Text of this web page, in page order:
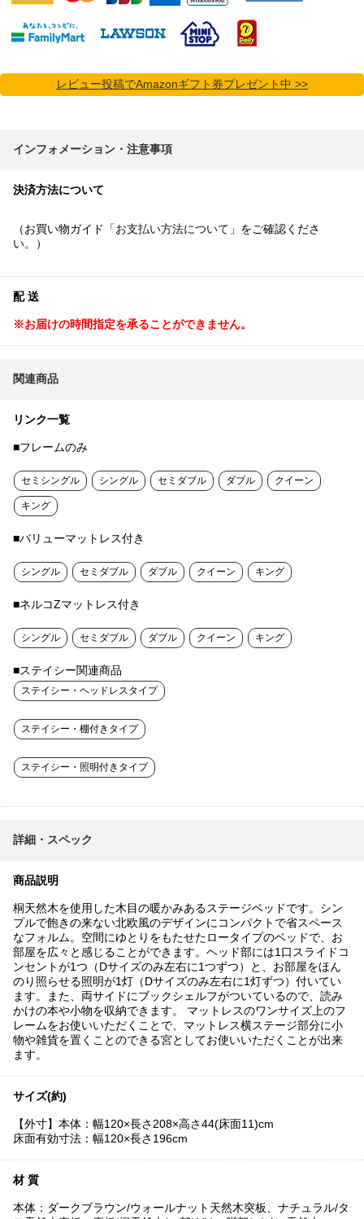
レビュー投稿でAmazonギフト券プレゼント中 >>
インフォメーション・注意事項
決済方法について
（お買い物ガイド「お支払い方法について 」をご確認くださ
い。）
配 送
※お届けの時間指定を承ることができません。
関連商品
リンク一覧
■フレームのみ
セミシングル シングル セミダブル ダブル クイーン
キング
■バリューマットレス付き
シングル セミダブル ダブル クイーン キング
■ネルコZマットレス付き
シングル セミダブル ダブル クイーン キング
■ステイシー関連商品
ステイシー・ヘッドレスタイプ
ステイシー・棚付きタイプ
ステイシー・照明付きタイプ
詳細・スペック
商品説明
桐天然木を使用した木目の暖かみあるステージベッドです。シン
プルで飽きの来ない北欧風のデザインにコンパクトで省スペース
なフォルム。空間にゆとりをもたせたロータイプのベッドで、お
部屋を広々と感じることができます。ヘッド部には1口スライドコ
ンセントが1つ（Dサイズのみ左右に1つずつ）と、お部屋をほん
のり照らせる照明が1灯（Dサイズのみ左右に1灯ずつ）付いてい
ます。また、両サイドにブックシェルフがついているので、読み
かけの本や小物を収納できます。 マットレスのワンサイズ上のフ
レームをお使いいただくことで、マットレス横ステージ部分に小
物や雑貨を置くことのできる宮としてお使いいただくことが出来
ます。
サイズ(約)
【外寸】本体：幅120×長さ208×高さ44(床面11)cm
床面有効寸法：幅120×長さ196cm
材 質
本体：ダークブラウン/ウォールナット天然木突板、ナチュラル/タ